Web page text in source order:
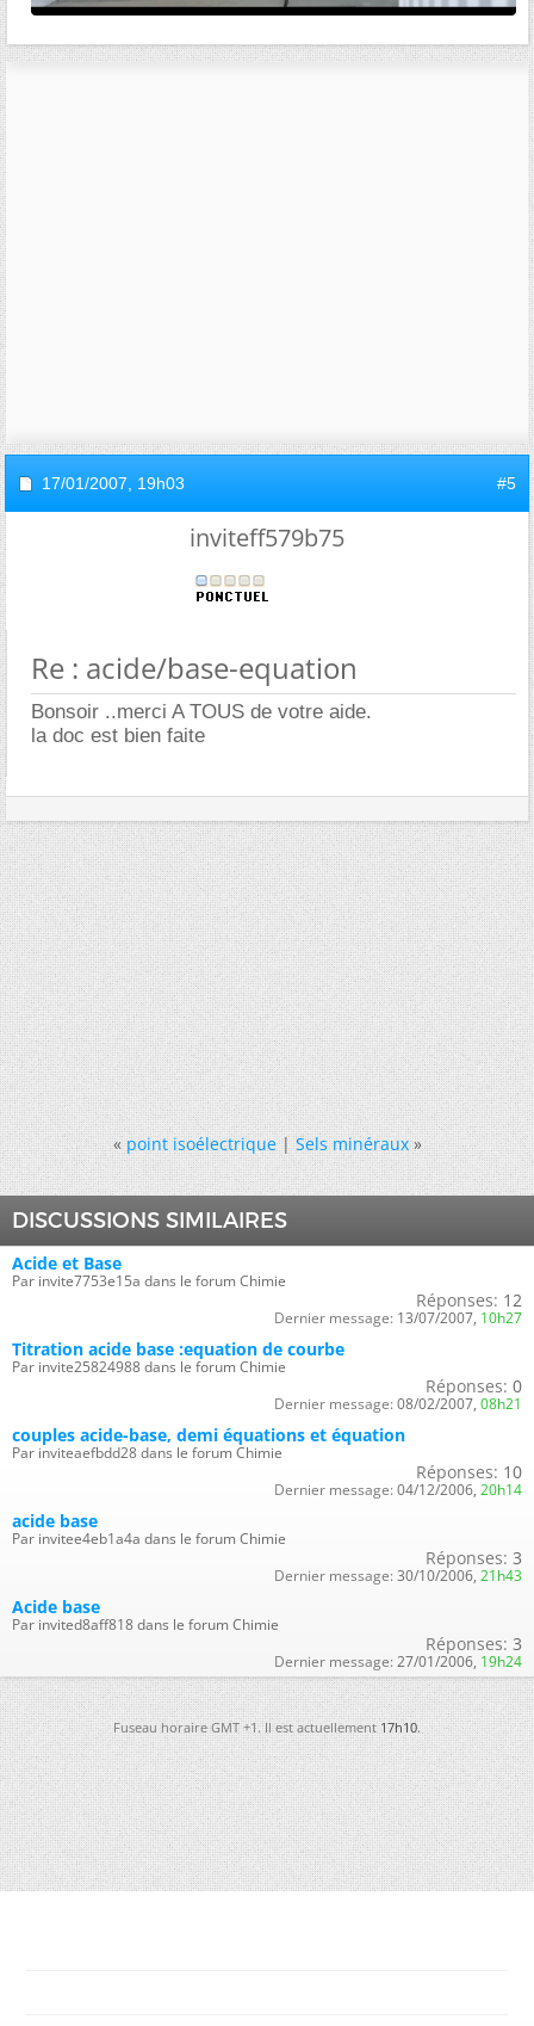
17/01/2007, 19h03 #5
inviteff579b75
Re : acide/base-equation
Bonsoir ..merci A TOUS de votre aide.
la doc est bien faite
« point isoélectrique|Sels minéraux »
DISCUSSIONS SIMILAIRES
Acide et Base
Par invite7753e15a dans le forum Chimie
Réponses: 12
Dernier message: 13/07/2007, 10h27
Titration acide base :equation de courbe
Par invite25824988 dans le forum Chimie
Réponses: 0
Dernier message: 08/02/2007, 08h21
couples acide-base, demi équations et équation
Par inviteaefbdd28 dans le forum Chimie
Réponses: 10
Dernier message: 04/12/2006, 20h14
acide base
Par invitee4eb1a4a dans le forum Chimie
Réponses: 3
Dernier message: 30/10/2006, 21h43
Acide base
Par invited8aff818 dans le forum Chimie
Réponses: 3
Dernier message: 27/01/2006, 19h24
Fuseau horaire GMT +1. Il est actuellement17h10.